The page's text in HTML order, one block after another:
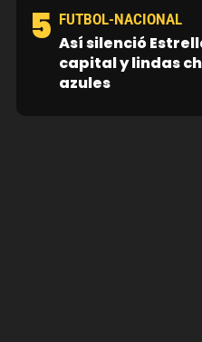
5 FUTBOL-NACIONAL
Así silenció
capital y lindas
azules